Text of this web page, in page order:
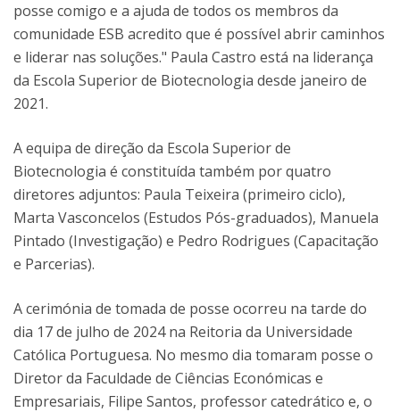
posse comigo e a ajuda de todos os membros da
comunidade ESB acredito que é possível abrir caminhos
e liderar nas soluções." Paula Castro está na liderança
da Escola Superior de Biotecnologia desde janeiro de
2021.
A equipa de direção da Escola Superior de
Biotecnologia é constituída também por quatro
diretores adjuntos: Paula Teixeira (primeiro ciclo),
Marta Vasconcelos (Estudos Pós-graduados), Manuela
Pintado (Investigação) e Pedro Rodrigues (Capacitação
e Parcerias).
A cerimónia de tomada de posse ocorreu na tarde do
dia 17 de julho de 2024 na Reitoria da Universidade
Católica Portuguesa. No mesmo dia tomaram posse o
Diretor da Faculdade de Ciências Económicas e
Empresariais, Filipe Santos, professor catedrático e, o